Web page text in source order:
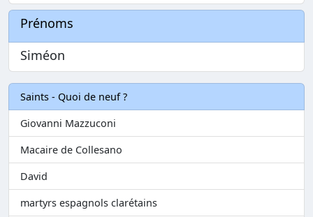
Prénoms
Siméon
Saints - Quoi de neuf ?
Giovanni Mazzuconi
Macaire de Collesano
David
martyrs espagnols clarétains